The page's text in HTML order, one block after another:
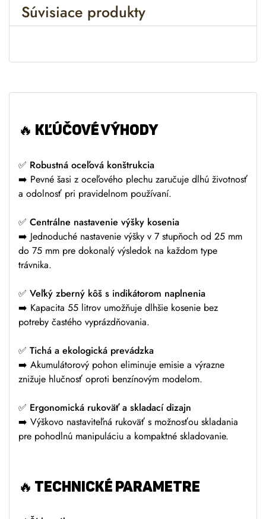
n
a
Súvisiace produkty
🔥 KĽÚČOVÉ VÝHODY
✅ Robustná oceľová konštrukcia
➡️ Pevné šasi z oceľového plechu zaručuje dlhú životnosť
a odolnosť pri pravidelnom používaní.
✅ Centrálne nastavenie výšky kosenia
➡️ Jednoduché nastavenie výšky v 7 stupňoch od 25 mm
do 75 mm pre dokonalý výsledok na každom type
trávnika.
✅ Veľký zberný kôš s indikátorom naplnenia
➡️ Kapacita 55 litrov umožňuje dlhšie kosenie bez
potreby častého vyprázdňovania.
✅ Tichá a ekologická prevádzka
➡️ Akumulátorový pohon eliminuje emisie a výrazne
znižuje hlučnosť oproti benzínovým modelom.
✅ Ergonomická rukoväť a skladací dizajn
➡️ Výškovo nastaviteľná rukoväť s možnosťou skladania
pre pohodlnú manipuláciu a kompaktné skladovanie.
🔥 TECHNICKÉ PARAMETRE